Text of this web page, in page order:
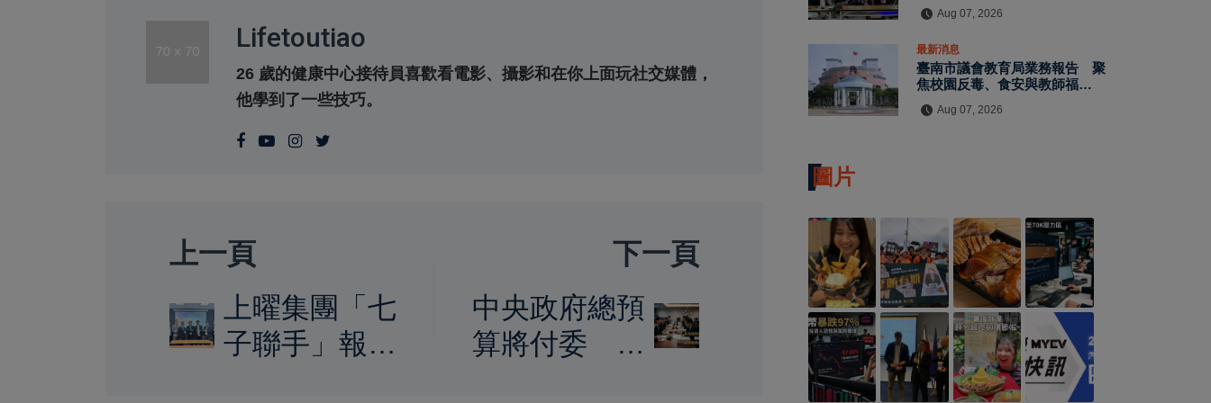
Lifetoutiao
26 歲的健康中心接待員喜歡看電影、攝影和在你上面玩社交媒體，
他學到了一些技巧。
上一頁
上曜集團「七
子聯手」報捷
下一頁
中央政府總預
算將付委 行
Aug 07, 2026
最新消息
臺南市議會教育局業務報告 聚
焦校園反毒、食安與教師福利
Aug 07, 2026
圖片